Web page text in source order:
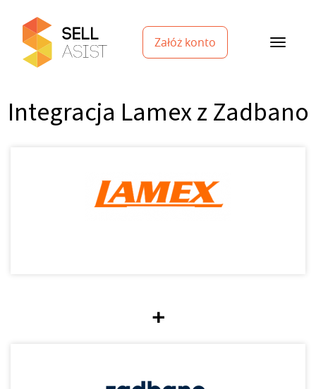
Załóż konto
Integracja Lamex z Zadbano
+